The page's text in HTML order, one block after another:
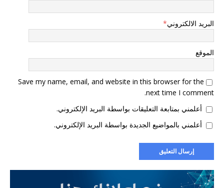
البريد الالكتروني*
الموقع
Save my name, email, and website in this browser for the
next time I comment.
أعلمني بمتابعة التعليقات بواسطة البريد الإلكتروني.
أعلمني بالمواضيع الجديدة بواسطة البريد الإلكتروني.